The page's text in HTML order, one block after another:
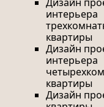
интерьера
квартиры
Дизайн
интерьера
квартиры
Дизайн